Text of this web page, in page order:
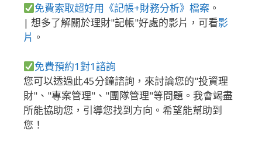
免費索取超好用《記帳+財務分析》檔案 。
| 想多了解關於理財"記帳"好處的影片，可看影
片 。
免費預約1對1諮詢
您可以透過此45分鐘諮詢，來討論您的"投資理
財"、"專案管理"、"團隊管理"等問題。我會竭盡
所能協助您，引導您找到方向。希望能幫助到
您！